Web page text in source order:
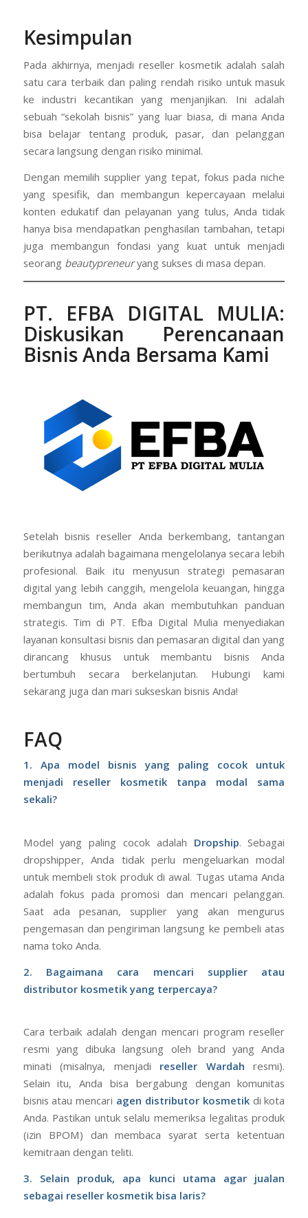
Kesimpulan
Pada akhirnya, menjadi reseller kosmetik adalah salah
satu cara terbaik dan paling rendah risiko untuk masuk
ke industri kecantikan yang menjanjikan. Ini adalah
sebuah “sekolah bisnis” yang luar biasa, di mana Anda
bisa belajar tentang produk, pasar, dan pelanggan
secara langsung dengan risiko minimal.
Dengan memilih supplier yang tepat, fokus pada niche
yang spesifik, dan membangun kepercayaan melalui
konten edukatif dan pelayanan yang tulus, Anda tidak
hanya bisa mendapatkan penghasilan tambahan, tetapi
juga membangun fondasi yang kuat untuk menjadi
seorang beautypreneuryang sukses di masa depan.
PT. EFBA DIGITAL MULIA:
Diskusikan Perencanaan
Bisnis Anda Bersama Kami
Setelah bisnis reseller Anda berkembang, tantangan
berikutnya adalah bagaimana mengelolanya secara lebih
profesional. Baik itu menyusun strategi pemasaran
digital yang lebih canggih, mengelola keuangan, hingga
membangun tim, Anda akan membutuhkan panduan
strategis. Tim di PT. Efba Digital Mulia menyediakan
layanan konsultasi bisnis dan pemasaran digital dan yang
dirancang khusus untuk membantu bisnis Anda
bertumbuh secara berkelanjutan. Hubungi kami
sekarang juga dan mari sukseskan bisnis Anda!
FAQ
1. Apa model bisnis yang paling cocok untuk
menjadi reseller kosmetik tanpa modal sama
sekali?
Model yang paling cocok adalah Dropship. Sebagai
dropshipper, Anda tidak perlu mengeluarkan modal
untuk membeli stok produk di awal. Tugas utama Anda
adalah fokus pada promosi dan mencari pelanggan.
Saat ada pesanan, supplier yang akan mengurus
pengemasan dan pengiriman langsung ke pembeli atas
nama toko Anda.
2. Bagaimana cara mencari supplier atau
distributor kosmetik yang terpercaya?
Cara terbaik adalah dengan mencari program reseller
resmi yang dibuka langsung oleh brand yang Anda
minati (misalnya, menjadi reseller Wardah resmi).
Selain itu, Anda bisa bergabung dengan komunitas
bisnis atau mencari agen distributor kosmetikdi kota
Anda. Pastikan untuk selalu memeriksa legalitas produk
(izin BPOM) dan membaca syarat serta ketentuan
kemitraan dengan teliti.
3. Selain produk, apa kunci utama agar jualan
sebagai reseller kosmetik bisa laris?